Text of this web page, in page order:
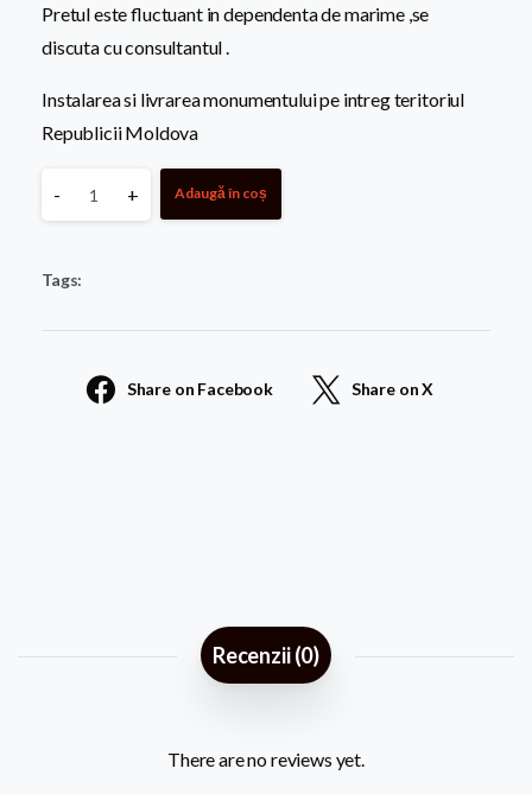
Pretul este fluctuant in dependenta de marime ,se
discuta cu consultantul .
Instalarea si livrarea monumentului pe intreg teritoriul
Republicii Moldova
Monument
Sculptura
1032
- + Adaugă în coș
Tags:
Share on Facebook Share on X
Recenzii (0)
There are no reviews yet.